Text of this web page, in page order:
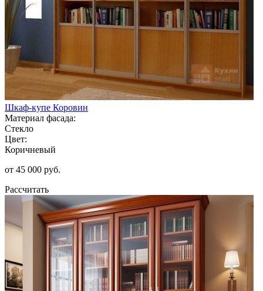
Шкаф-купе Коровин
Материал фасада:
Стекло
Цвет:
Коричневый
от 45 000 руб.
Рассчитать